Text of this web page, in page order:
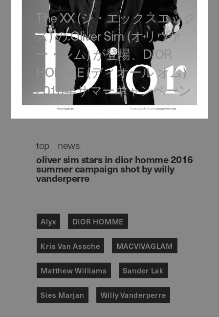
The XX (ジ・エックスエック
ス) の Oliver Sim (オリヴァ
ー・シム) が登場、DIOR
HOMME (ディオール オム)
2016年サマーキャンペーン
top/ news
oliver sim stars in dior homme 2016
summer campaign shot by willy
vanderperre
Alyx DIOR HOMME
Kris Van Assche MACVIVAGLAM
Matthew Williams Sander Lak
Sies Marjan Willy Vanderperre